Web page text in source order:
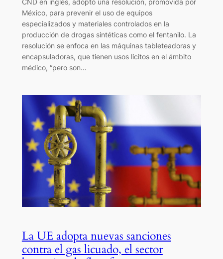
México, para prevenir el uso de equipos
especializados y materiales controlados en la
producción de drogas sintéticas como el fentanilo. La
resolución se enfoca en las máquinas tableteadoras y
encapsuladoras, que tienen usos lícitos en el ámbito
médico, “pero son…
La UE adopta nuevas sanciones
contra el gas licuado, el sector